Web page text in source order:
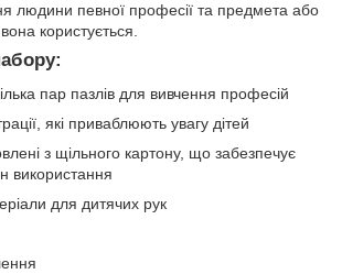
людини певної професії та предмета або
користується.
пар пазлів для вивчення професій
які приваблюють увагу дітей
з щільного картону, що забезпечує
використання
для дитячих рук